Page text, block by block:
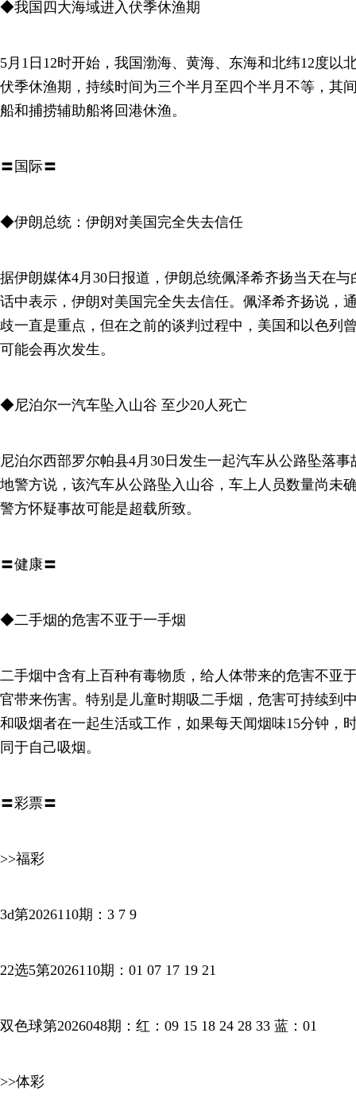
◆我国四大海域进入伏季休渔期
5月1日12时开始，我国渤海、黄海、东海和北纬12度以
伏季休渔期，持续时间为三个半月至四个半月不等，其
船和捕捞辅助船将回港休渔。
〓国际〓
◆伊朗总统：伊朗对美国完全失去信任
据伊朗媒体4月30日报道，伊朗总统佩泽希齐扬当天在
话中表示，伊朗对美国完全失去信任。佩泽希齐扬说，
歧一直是重点，但在之前的谈判过程中，美国和以色列
可能会再次发生。
◆尼泊尔一汽车坠入山谷 至少20人死亡
尼泊尔西部罗尔帕县4月30日发生一起汽车从公路坠落
地警方说，该汽车从公路坠入山谷，车上人员数量尚未
警方怀疑事故可能是超载所致。
〓健康〓
◆二手烟的危害不亚于一手烟
二手烟中含有上百种有毒物质，给人体带来的危害不亚
官带来伤害。特别是儿童时期吸二手烟，危害可持续到
和吸烟者在一起生活或工作，如果每天闻烟味15分钟，
同于自己吸烟。
〓彩票〓
>>福彩
3d第2026110期：3 7 9
22选5第2026110期：01 07 17 19 21
双色球第2026048期：红：09 15 18 24 28 33 蓝：01
>>体彩